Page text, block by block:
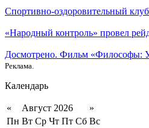
Спортивно-оздоровительный
«Народный контроль» провел
Досмотрено. Фильм «Философы:
Реклама.
Календарь
« Август 2026
»
Пн Вт Ср Чт Пт Сб Вс